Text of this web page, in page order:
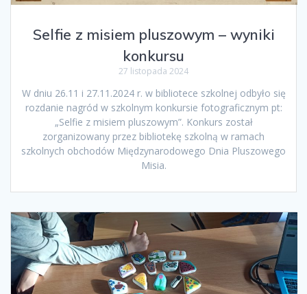
Selfie z misiem pluszowym – wyniki
konkursu
27 listopada 2024
W dniu 26.11 i 27.11.2024 r. w bibliotece szkolnej odbyło się
rozdanie nagród w szkolnym konkursie fotograficznym pt:
„Selfie z misiem pluszowym”. Konkurs został
zorganizowany przez bibliotekę szkolną w ramach
szkolnych obchodów Międzynarodowego Dnia Pluszowego
Misia.